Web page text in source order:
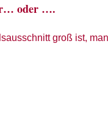
oder ….
groß ist,